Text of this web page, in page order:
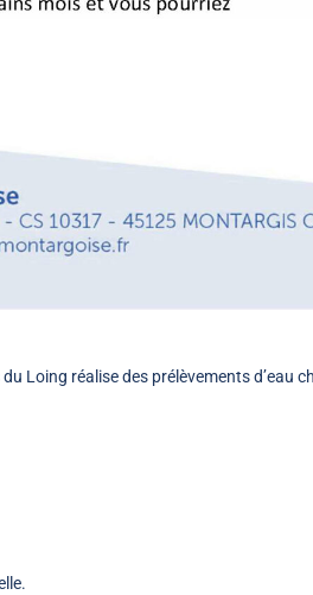
Loing réalise des prélèvements d’eau